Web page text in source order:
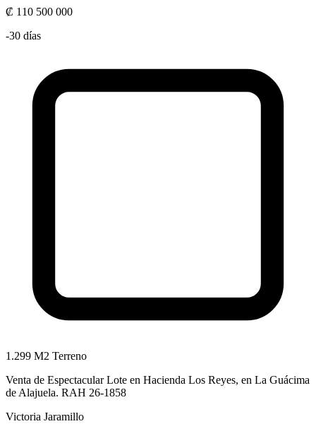
₡ 110 500 000
-30 días
1.299 M2 Terreno
Venta de Espectacular Lote en Hacienda Los Reyes, en La Guácima
de Alajuela. RAH 26-1858
Victoria Jaramillo